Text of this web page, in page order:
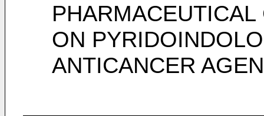
ON
ANTICANCER